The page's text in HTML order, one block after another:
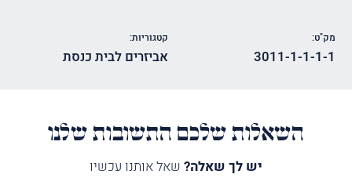
מק"ט:
3011-1-1-1-1
קטגוריות:
אביזרים לבית כנסת
השאלות שלכם התשובות שלנו
יש לך שאלה? שאל אותנו עכשיו